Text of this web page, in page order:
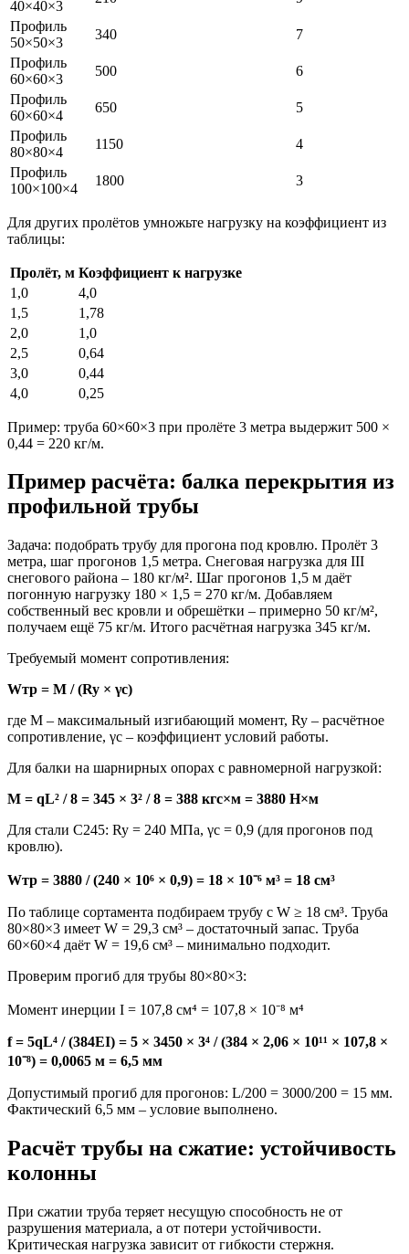
40×40×3
Профиль
50×50×3
340
7
Профиль
60×60×3
500
6
Профиль
60×60×4
650
5
Профиль
80×80×4
1150
4
Профиль
100×100×4
1800 3
Для других пролётов умножьте нагрузку на коэффициент из
таблицы:
Пролёт, м Коэффициент к нагрузке
1,0
4,0
1,5
1,78
2,0
1,0
2,5
0,64
3,0
0,44
4,0
0,25
Пример: труба 60×60×3 при пролёте 3 метра выдержит 500 ×
0,44 = 220 кг/м.
Пример расчёта: балка перекрытия из
профильной трубы
Задача: подобрать трубу для прогона под кровлю. Пролёт 3
метра, шаг прогонов 1,5 метра. Снеговая нагрузка для III
снегового района – 180 кг/м². Шаг прогонов 1,5 м даёт
погонную нагрузку 180 × 1,5 = 270 кг/м. Добавляем
собственный вес кровли и обрешётки – примерно 50 кг/м²,
получаем ещё 75 кг/м. Итого расчётная нагрузка 345 кг/м.
Требуемый момент сопротивления:
Wтр = M / (Ry × γc)
где M – максимальный изгибающий момент, Ry – расчётное
сопротивление, γc – коэффициент условий работы.
Для балки на шарнирных опорах с равномерной нагрузкой:
M = qL² / 8 = 345 × 3² / 8 = 388 кгс×м = 3880 Н×м
Для стали С245: Ry = 240 МПа, γc = 0,9 (для прогонов под
кровлю).
Wтр = 3880 / (240 × 10⁶ × 0,9) = 18 × 10⁻⁶ м³ = 18 см³
По таблице сортамента подбираем трубу с W ≥ 18 см³. Труба
80×80×3 имеет W = 29,3 см³ – достаточный запас. Труба
60×60×4 даёт W = 19,6 см³ – минимально подходит.
Проверим прогиб для трубы 80×80×3:
Момент инерции I = 107,8 см⁴ = 107,8 × 10⁻⁸ м⁴
f = 5qL⁴ / (384EI) = 5 × 3450 × 3⁴ / (384 × 2,06 × 10¹¹ × 107,8 ×
10⁻⁸) = 0,0065 м = 6,5 мм
Допустимый прогиб для прогонов: L/200 = 3000/200 = 15 мм.
Фактический 6,5 мм – условие выполнено.
Расчёт трубы на сжатие: устойчивость
колонны
При сжатии труба теряет несущую способность не от
разрушения материала, а от потери устойчивости.
Критическая нагрузка зависит от гибкости стержня.